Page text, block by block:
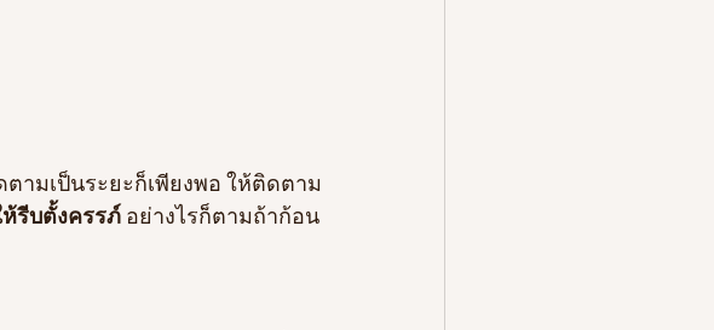
ามเป็นระยะก็เพียงพอ ให้ติดตาม
รีบตั้งครรภ์ อย่างไรก็ตามถ้าก้อน